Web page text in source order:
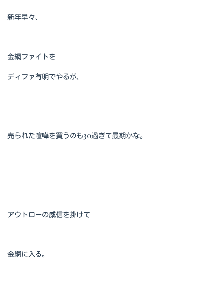
新年早々、
金網ファイトを
ディファ有明でやるが、
売られた喧嘩を買うのも30過ぎて最期かな。
アウトローの威信を掛けて
金網に入る。